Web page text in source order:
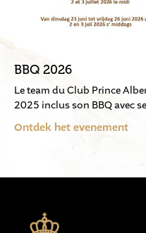
BBQ 2026
Le team du Club Prince
2025 inclus son BBQ avec
Ontdek het evenement